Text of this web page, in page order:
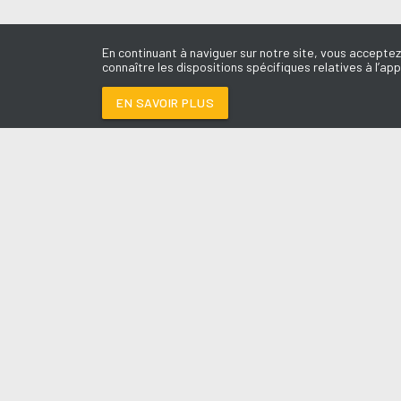
En continuant à naviguer sur notre site, vous
connaître les dispositions spécifiques relatives à
EN SAVOIR PLUS